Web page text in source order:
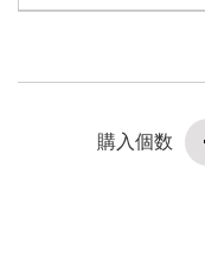
購入個数